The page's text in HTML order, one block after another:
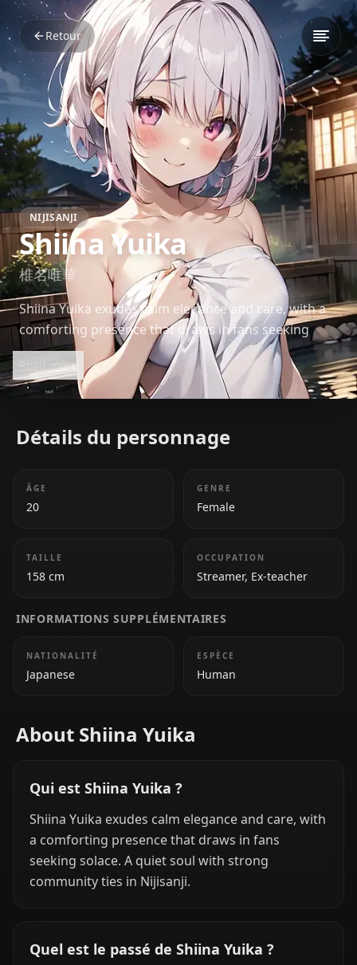
Retour
NIJISANJI
Shiina Yuika
椎名唯華
Shiina Yuika exudes calm elegance and care, with a
comforting presence that draws in fans seeking
solace. A quiet soul with strong community ties in
Nijisanji.
Read more
Détails du personnage
ÂGE
20
GENRE
Female
TAILLE
158 cm
OCCUPATION
Streamer, Ex-teacher
INFORMATIONS SUPPLÉMENTAIRES
NATIONALITÉ
Japanese
ESPÈCE
Human
About Shiina Yuika
Qui est Shiina Yuika ?
Shiina Yuika exudes calm elegance and care, with
a comforting presence that draws in fans
seeking solace. A quiet soul with strong
community ties in Nijisanji.
Quel est le passé de Shiina Yuika ?